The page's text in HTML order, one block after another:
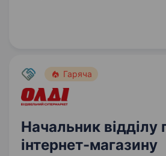
Гаряча
Начальник відділу
інтернет-магазину